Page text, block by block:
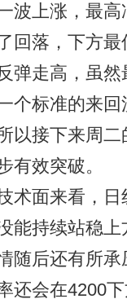
波上涨，最
回落，下方
弹走高，虽
个标准的来
以接下来周
有效突破。
面来看，日
能持续站稳
随后还有所
还会在4200